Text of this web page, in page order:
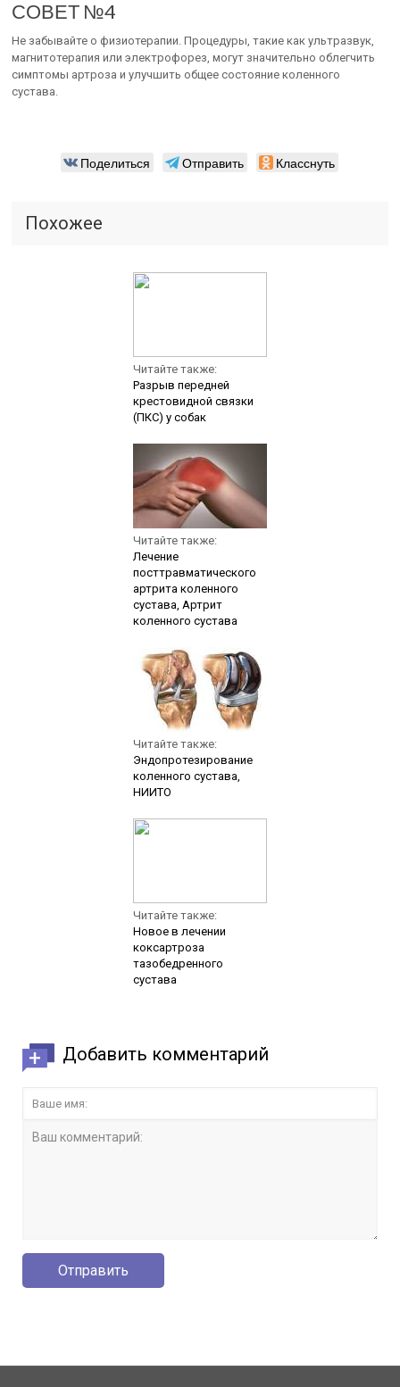
СОВЕТ №4
Не забывайте о физиотерапии. Процедуры, такие как ультразвук,
магнитотерапия или электрофорез, могут значительно облегчить
симптомы артроза и улучшить общее состояние коленного
сустава.
Поделиться Отправить Класснуть
Похожее
Читайте также:
Разрыв передней
крестовидной связки
(ПКС) у собак
Читайте также:
Лечение
посттравматического
артрита коленного
сустава, Артрит
коленного сустава
Читайте также:
Эндопротезирование
коленного сустава,
НИИТО
Читайте также:
Новое в лечении
коксартроза
тазобедренного
сустава
Добавить комментарий